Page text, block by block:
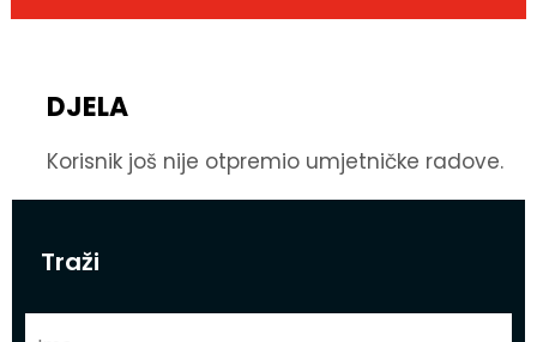
Traži
DJELA
Korisnik još nije otpremio umjetničke radove.